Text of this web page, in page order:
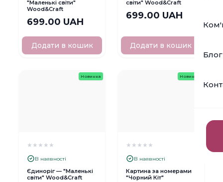
Блог
"Маленькі світи"
Wood&Craft
699.00 UAH
Додати в кошик
світи" Wood&Craft
699.00 UAH
Додати в кошик
Новинка
★ ★ ★ ★ ★
В наявності
Єдиноріг — "Маленькі
світи" Wood&Craft
Новинка
★ ★ ★ ★ ★
В наявності
Картина за номерами
"Чорний Кіт"